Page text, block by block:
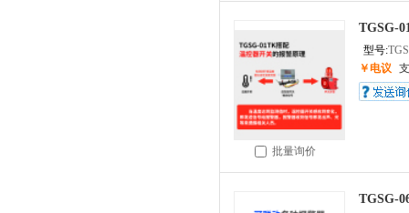
批量询价
TGSG-
型号:
￥电议
TGSG-